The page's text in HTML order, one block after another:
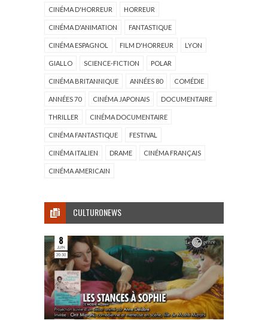
CINÉMA D'HORREUR HORREUR
CINÉMA D'ANIMATION FANTASTIQUE
CINÉMA ESPAGNOL FILM D'HORREUR LYON
GIALLO SCIENCE-FICTION POLAR
CINÉMA BRITANNIQUE ANNÉES 80 COMÉDIE
ANNÉES 70 CINÉMA JAPONAIS DOCUMENTAIRE
THRILLER CINÉMA DOCUMENTAIRE
CINÉMA FANTASTIQUE FESTIVAL
CINÉMA ITALIEN DRAME CINÉMA FRANÇAIS
CINÉMA AMERICAIN
CULTURONEWS